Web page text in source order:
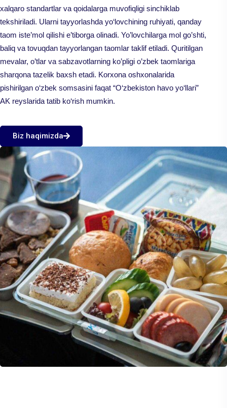
xalqaro standartlar va qoidalarga muvofiqligi sinchiklab
tekshiriladi. Ularni tayyorlashda yo‘lovchining ruhiyati, qanday
taom iste’mol qilishi e’tiborga olinadi. Yo’lovchilarga mol go’shti,
baliq va tovuqdan tayyorlangan taomlar taklif etiladi. Quritilgan
mevalar, o’tlar va sabzavotlarning ko’pligi o’zbek taomlariga
sharqona tazelik baxsh etadi. Korxona oshxonalarida
pishirilgan o‘zbek somsasini faqat “O‘zbekiston havo yo‘llari”
AK reyslarida tatib ko‘rish mumkin.
Biz haqimizda